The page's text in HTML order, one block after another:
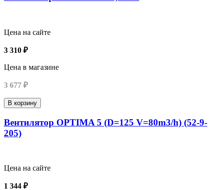
Цена на сайте
3 310 ₽
Цена в магазине
3 677 ₽
В корзину
Вентилятор OPTIMA 5 (D=125 V=80m3/h) (52-9-
205)
Цена на сайте
1 344 ₽